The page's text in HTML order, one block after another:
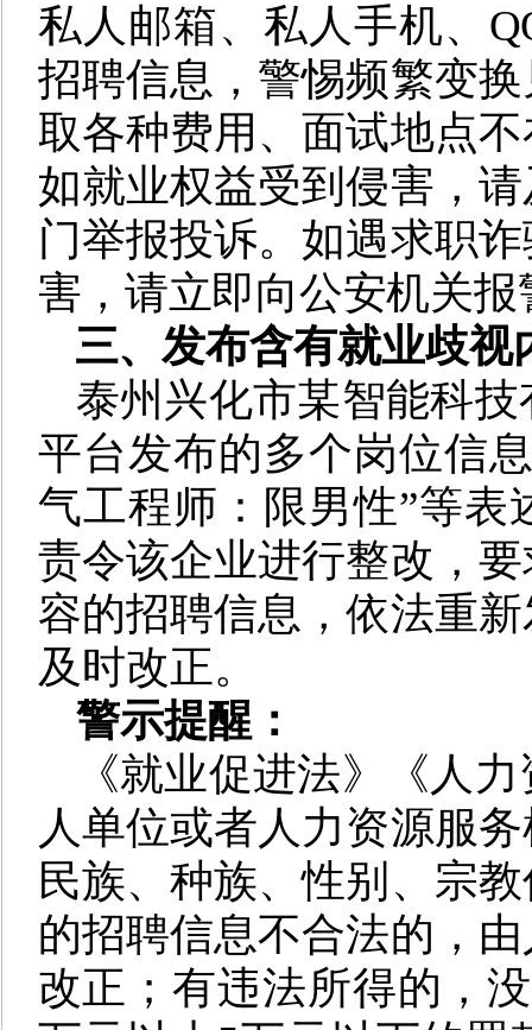
私人邮箱、私人手机、
招聘信息，警惕频繁变
取各种费用、面试地点
如就业权益受到侵害，
门举报投诉。如遇求职
害，请立即向公安机关报
三、 发布含有就业歧视
泰州兴化市某智能科
平台发布的多个岗位信
气工程师：限男性”等表
责令该企业进行整改，
容的招聘信息，依法重
及时改正。
警示提醒：
《就业促进法》《人
人单位或者人力资源服
民族、种族、性别、宗
的招聘信息不合法的，
改正；有违法所得的，